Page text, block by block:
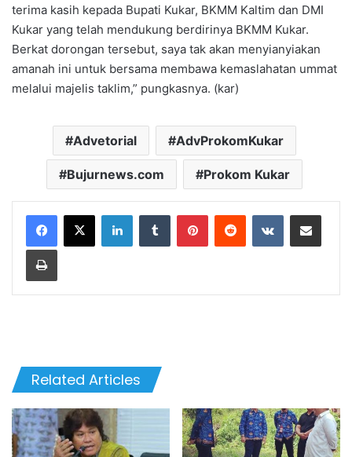
terima kasih kepada Bupati Kukar, BKMM Kaltim dan DMI
Kukar yang telah mendukung berdirinya BKMM Kukar.
Berkat dorongan tersebut, saya tak akan menyianyiakan
amanah ini untuk bersama membawa kemaslahatan ummat
melalui majelis taklim,” pungkasnya. (kar)
Advetorial AdvProkomKukar
Bujurnews.com Prokom Kukar
LinkedInTumblr PinterestReddit VKontakteShare via Email
Print
Related Articles